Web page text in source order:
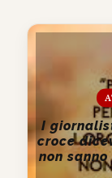
I
croce
non